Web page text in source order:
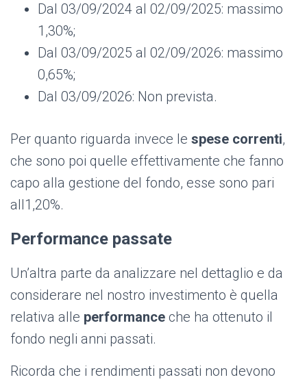
Dal 03/09/2024 al 02/09/2025: massimo
1,30%;
Dal 03/09/2025 al 02/09/2026: massimo
0,65%;
Dal 03/09/2026: Non prevista.
Per quanto riguarda invece le spese correnti,
che sono poi quelle effettivamente che fanno
capo alla gestione del fondo, esse sono pari
all1,20%.
Performance passate
Un’altra parte da analizzare nel dettaglio e da
considerare nel nostro investimento è quella
relativa alle performance che ha ottenuto il
fondo negli anni passati.
Ricorda che i rendimenti passati non devono